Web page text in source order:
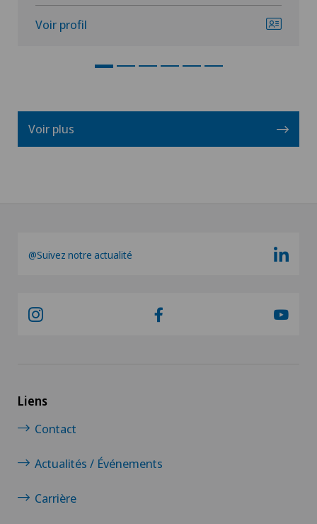
Voir profil
Voir plus
@Suivez notre actualité
Liens
Contact
Actualités / Événements
Carrière